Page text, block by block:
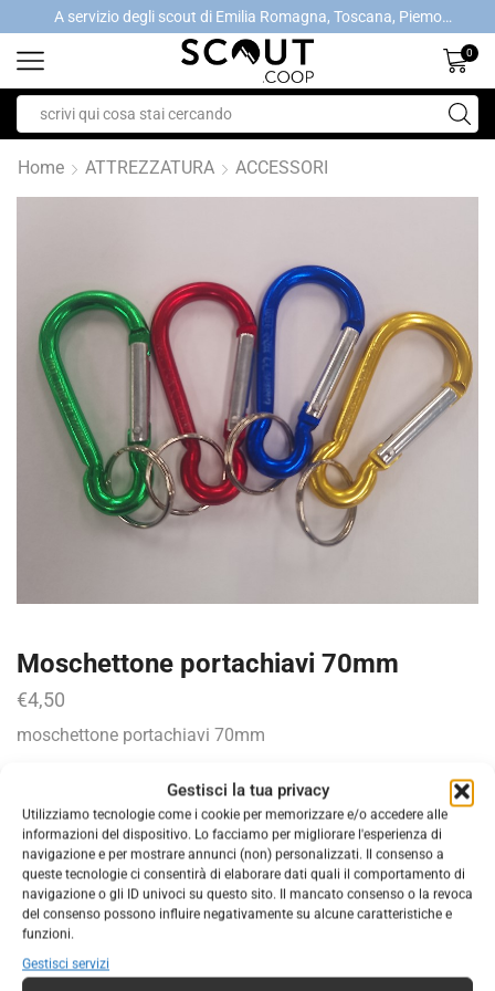
Gestisci la tua privacy
Utilizziamo tecnologie come i cookie per memorizzare e/o accedere alle
informazioni del dispositivo. Lo facciamo per migliorare l'esperienza di
navigazione e per mostrare annunci (non) personalizzati. Il consenso a
queste tecnologie ci consentirà di elaborare dati quali il comportamento di
navigazione o gli ID univoci su questo sito. Il mancato consenso o la revoca
del consenso possono influire negativamente su alcune caratteristiche e
funzioni.
Gestisci servizi
A servizio degli scout di Emilia Romagna, Toscana, Piemonte, Valle d'Aosta- Gratis la spedizione con ordini > €40
0
Home ATTREZZATURA ACCESSORI
Moschettone portachiavi 70mm
€4,50
moschettone portachiavi 70mm
AGGIUNGI AL CARRELLO
COD:8388765820784
Categorie: ACCESSORI,ATTREZZATURA
Marchio: RAM SURVIVAL TEAM